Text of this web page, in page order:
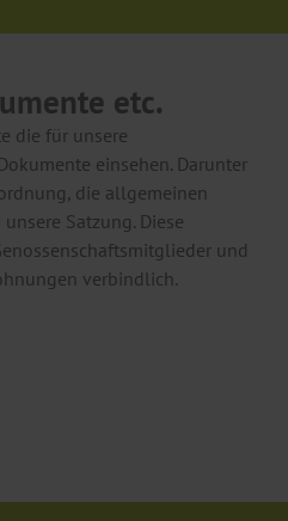
etc.
die für unsere
einsehen. Darunter
die allgemeinen
Satzung. Diese
und
verbindlich.